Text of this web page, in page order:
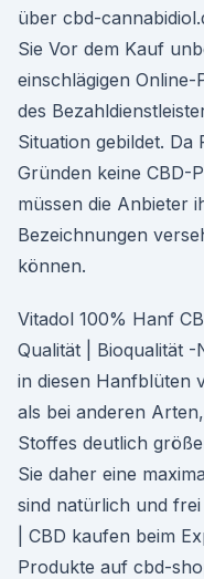
über cbd-
Sie Vor dem Kauf
einschlägigen
des
Situation gebildet. Da
Gründen keine CBD-
müssen die Anbieter
Bezeichnungen
können.
Vitadol 100% Hanf
Qualität | Bioqualität -
in diesen Hanfblüten
als bei anderen
Stoffes deutlich
Sie daher eine
sind natürlich und
| CBD kaufen beim
Produkte auf cbd-